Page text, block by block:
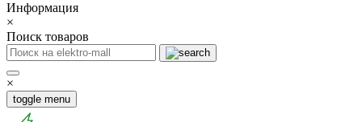
Информация
×
Поиск товаров
×
toggle menu